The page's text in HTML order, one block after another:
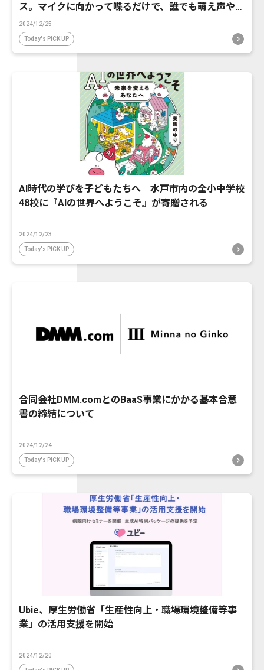
ス。マイクに向かって喋るだけで、誰でも萌え声やイ
ケボ風に音声変換が可能に。
2024/12/25
Today's PICK UP
AI時代の学びを子どもたちへ 水戸市内の全小中学校
48校に『AIの世界へようこそ』が寄贈される
2024/12/23
Today's PICK UP
合同会社DMM.comとのBaaS事業にかかる基本合意
書の締結について
2024/12/24
Today's PICK UP
Ubie、厚生労働省「生産性向上・職場環境整備等事
業」の活用支援を開始
2024/12/20